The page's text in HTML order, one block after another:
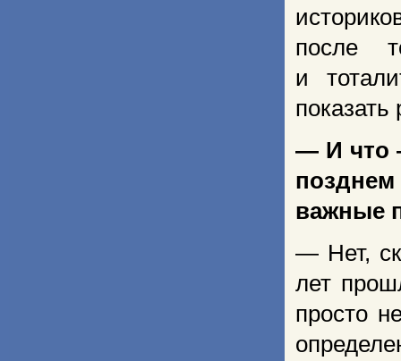
после
и
показать
— И что
важные
— Нет,
лет
просто